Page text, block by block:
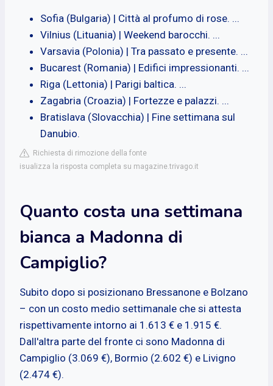
Sofia (Bulgaria) | Città al profumo di rose. ...
Vilnius (Lituania) | Weekend barocchi. ...
Varsavia (Polonia) | Tra passato e presente. ...
Bucarest (Romania) | Edifici impressionanti. ...
Riga (Lettonia) | Parigi baltica. ...
Zagabria (Croazia) | Fortezze e palazzi. ...
Bratislava (Slovacchia) | Fine settimana sul
Danubio.
Richiesta di rimozione della fonte
isualizza la risposta completa su magazine.trivago.it
Quanto costa una settimana
bianca a Madonna di
Campiglio?
Subito dopo si posizionano Bressanone e Bolzano
– con un costo medio settimanale che si attesta
rispettivamente intorno ai 1.613 € e 1.915 €.
Dall'altra parte del fronte ci sono Madonna di
Campiglio (3.069 €), Bormio (2.602 €) e Livigno
(2.474 €).